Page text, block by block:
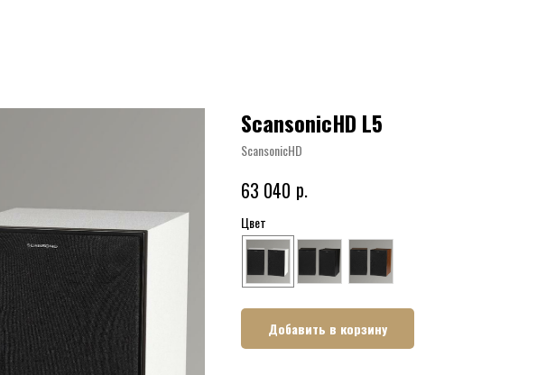
ScansonicHD L5
ScansonicHD
63 040 р.
Цвет
Добавить в корзину